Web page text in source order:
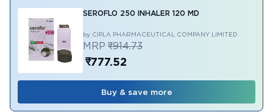
SEROFLO 250 INHALER 120 MD
by CIPLA PHARMACEUTICAL COMPANY LIMITED
MRP ₹914.73
₹777.52
Buy & save more